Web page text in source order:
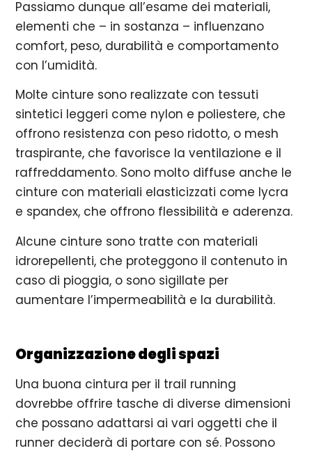
Passiamo dunque all’esame dei materiali,
elementi che – in sostanza – influenzano
comfort, peso, durabilità e comportamento
con l’umidità.
Molte cinture sono realizzate con tessuti
sintetici leggeri come nylon e poliestere, che
offrono resistenza con peso ridotto, o mesh
traspirante, che favorisce la ventilazione e il
raffreddamento. Sono molto diffuse anche le
cinture con materiali elasticizzati come lycra
e spandex, che offrono flessibilità e aderenza.
Alcune cinture sono tratte con materiali
idrorepellenti, che proteggono il contenuto in
caso di pioggia, o sono sigillate per
aumentare l’impermeabilità e la durabilità.
Organizzazione degli spazi
Una buona cintura per il trail running
dovrebbe offrire tasche di diverse dimensioni
che possano adattarsi ai vari oggetti che il
runner deciderà di portare con sé. Possono